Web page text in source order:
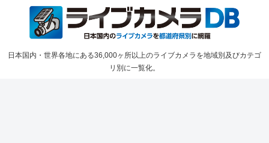
日本国内・世界各地にある36,000ヶ所以上のライブカメラを地域別及びカテゴ
リ別に一覧化。